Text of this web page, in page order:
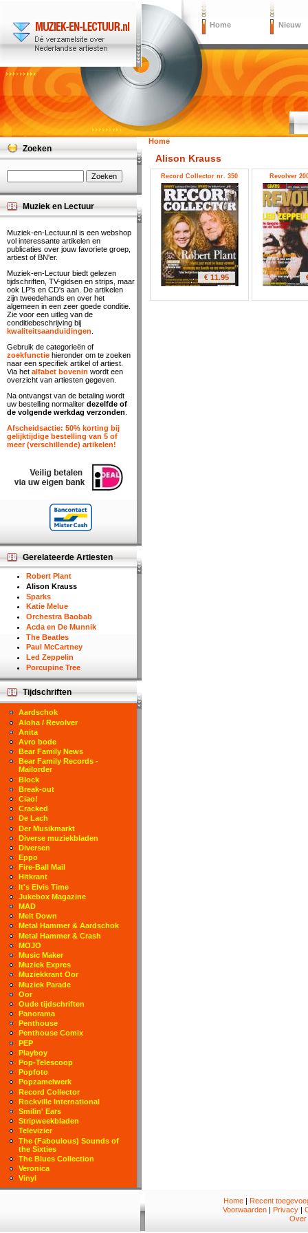
Home Nieuw
Home
Alison Krauss
Record Collector nr. 350
€ 11.95
Revolver
Zoeken
Muziek en Lectuur
Muziek-en-Lectuur.nl is een webshop
vol interessante artikelen en
publicaties over jouw favoriete groep,
artiest of BN'er.
Muziek-en-Lectuur biedt gelezen
tijdschriften, TV-gidsen en strips, maar
ook LP's en CD's aan. De artikelen
zijn tweedehands en over het
algemeen in een zeer goede conditie.
Zie voor een uitleg van de
conditiebeschrijving bij
kwaliteitsaanduidingen
Gebruik de categorieën of
zoekfunctie hieronder om te zoeken
naar een specifiek artikel of artiest.
Via het alfabet bovenin wordt een
overzicht van artiesten gegeven.
Na ontvangst van de betaling wordt
uw bestelling normaliter dezelfde of
de volgende werkdag verzonden
Afscheidsactie: 50% korting bij
gelijktijdige bestelling van 5 of
meer (verschillende) artikelen!
Gerelateerde Artiesten
Robert Plant
Alison Krauss
Sparks
Katie Melue
Orchestra Baobab
Acda en De Munnik
The Beatles
Paul McCartney
Led Zeppelin
Porcupine Tree
Tijdschriften
Aardschok
Aloha / Revolver
Anita
Avro bode
Bear Family News
Bear Family Records -
Mailorder
Block
Break-out
Ciao!
Cracked
De Lach
Der Musikmarkt
Diverse muziekbladen
Diversen
Eppo
Fire-Ball Mail
Hitkrant
It's Elvis Time
Jukebox Magazine
MAD
Melt Down
Metal Hammer & Aardschok
Metal Hammer & Crash
MOJO
Music Maker
Muziek Expres
Muziekkrant Oor
Muziek Parade
Oor
Oude tijdschriften
Panorama
Penthouse
Penthouse Comix
PEP
Playboy
Pop-Telescoop
Popfoto
Popzamelwerk
Record Collector
Rockville International
Smilin' Ears
Stripweekbladen
Televizier
The (Faboulous) Sounds of
the Sixties
The Blues Collection
Veronica
Vinyl
Home| Recent
Voorwaarden | Privacy |
Over